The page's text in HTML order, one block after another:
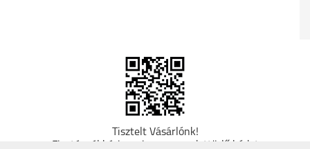
Tisztelt Vásárlónk!
Fizetésnél kérje az ingyenes adattörlő kódot